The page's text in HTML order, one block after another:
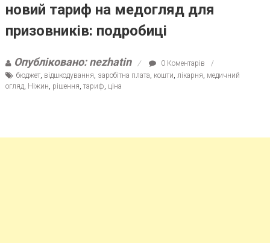
новий тариф на медогляд для
призовників: подробиці
Опубліковано: nezhatin
0 Коментарів
бюджет, відшкодування заробітна плата кошти лікарня медичний
огляд, Ніжин рішення тариф ціна